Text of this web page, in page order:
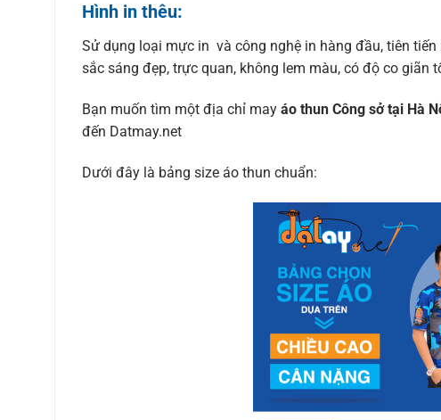
Hình in thêu:
Sử dụng loại mực in và công nghệ in hàng đầu, tiên
sắc sáng đẹp, trực quan, không lem màu, có độ co giãn
Bạn muốn tìm một địa chỉ may áo thun Công sở tại Hà
đến Datmay.net
Dưới đây là bảng size áo thun chuẩn: